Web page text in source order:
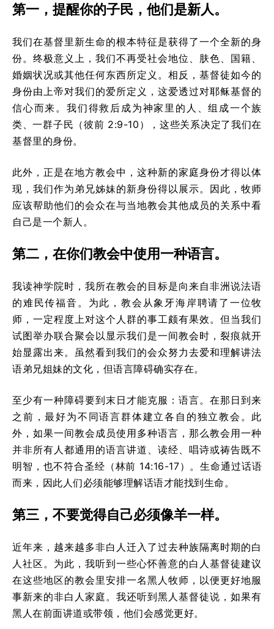
第一，提醒你的子民，他们是新人。
我们在基督里新生命的根本特征是获得了一个全新的身
份。终极意义上，我们不再受社会地位、肤色、国籍、
婚姻状况或其他任何东西所定义。相反，基督徒如今的
身份由上帝对我们的爱所定义，这爱透过对耶稣基督的
信心而来。我们得救后成为神家里的人、组成一个族
类、一群子民（彼前 2:9-10），这些关系决定了我们在
基督里的身份。
此外，正是在地方教会中，这种新的家庭身份才得以体
现，我们作为弟兄姊妹的新身份得以展示。因此，牧师
应该帮助他们的会众在与当地教会其他成员的关系中看
自己是一个新人。
第二，在你们教会中使用一种语言。
我读神学院时，我所在教会的目标是向来自非洲说法语
的难民传福音。为此，教会从象牙海岸聘请了一位牧
师，一定程度上对这个人群的事工颇有果效。但当我们
试图举办联合聚会以显示我们是一间教会时，裂痕就开
始显露出来。虽然看到我们的会众努力去爱和理解讲法
语弟兄姐妹的文化，但语言障碍确实存在。
至少有一种障碍要到末日才能克服：语言。在那日到来
之前，最好为不同语言群体建立各自的独立教会。此
外，如果一间教会成员使用多种语言，那么教会用一种
并非所有人都通用的语言讲道、读经、唱诗或祷告既不
明智，也不符合圣经（林前 14:16-17）。生命通过话语
而来，因此人们必须能够理解话语才能找到生命。
第三，不要觉得自己必须像羊一样。
近年来，越来越多非白人迁入了过去种族隔离时期的白
人社区。为此，我听到一些心怀善意的白人基督徒建议
在这些地区的教会里安排一名黑人牧师，以便更好地服
事新来的非白人家庭。我还听到黑人基督徒说，如果有
黑人在前面讲道或带领，他们会感觉更好。